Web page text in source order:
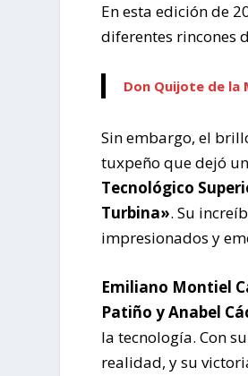
En esta edición de
diferentes rincones
Don Quijote de la
Sin embargo, el
tuxpeño que dejó
Tecnológico
Turbina». Su
impresionados y
Emiliano Montiel
Patiño y Anabel
la tecnología. Con
realidad, y su